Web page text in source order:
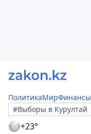
ПолитикаМирФинансы
#Выборы в Курултай
+23°